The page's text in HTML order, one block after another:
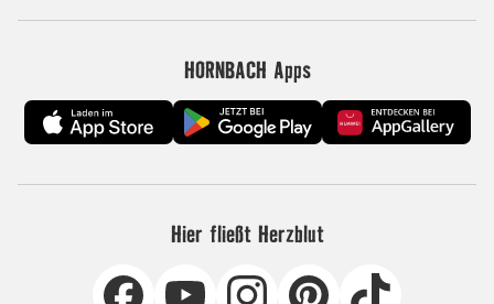
HORNBACH Apps
Hier fließt Herzblut